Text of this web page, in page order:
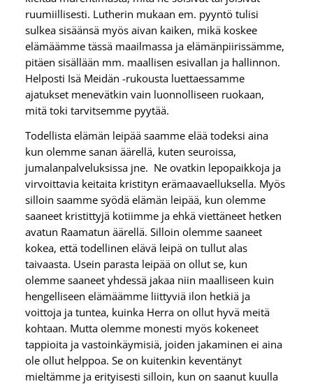
ruumiillisesti. Lutherin mukaan em. pyyntö tulisi
sulkea sisäänsä myös aivan kaiken, mikä koskee
elämäämme tässä maailmassa ja elämänpiirissämme,
pitäen sisällään mm. maallisen esivallan ja hallinnon.
Helposti Isä Meidän -rukousta luettaessamme
ajatukset menevätkin vain luonnolliseen ruokaan,
mitä toki tarvitsemme pyytää.
Todellista elämän leipää saamme elää todeksi aina
kun olemme sanan äärellä, kuten seuroissa,
jumalanpalveluksissa jne. Ne ovatkin lepopaikkoja ja
virvoittavia keitaita kristityn erämaavaelluksella. Myös
silloin saamme syödä elämän leipää, kun olemme
saaneet kristittyjä kotiimme ja ehkä viettäneet hetken
avatun Raamatun äärellä. Silloin olemme saaneet
kokea, että todellinen elävä leipä on tullut alas
taivaasta. Usein parasta leipää on ollut se, kun
olemme saaneet yhdessä jakaa niin maalliseen kuin
hengelliseen elämäämme liittyviä ilon hetkiä ja
voittoja ja tuntea, kuinka Herra on ollut hyvä meitä
kohtaan. Mutta olemme monesti myös kokeneet
tappioita ja vastoinkäymisiä, joiden jakaminen ei aina
ole ollut helppoa. Se on kuitenkin keventänyt
mieltämme ja erityisesti silloin, kun on saanut kuulla